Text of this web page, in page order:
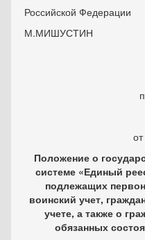
Российской Федерации
М.МИШУСТИН
Положение о
системе «Единый
подлежащих
воинский учет,
учете, а также о
обязанных